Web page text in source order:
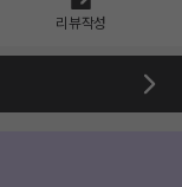
리뷰작성